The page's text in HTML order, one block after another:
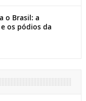
o Brasil: a
os pódios da